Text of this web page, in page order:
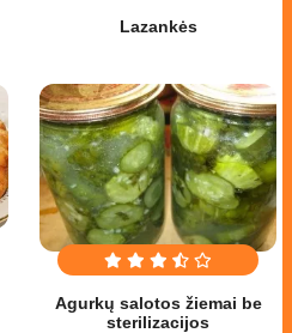
Lazankės
Agurkų salotos žiemai be
sterilizacijos